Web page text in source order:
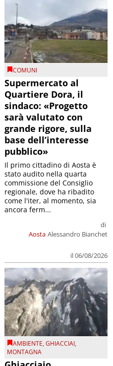
COMUNI
Supermercato al
Quartiere Dora, il
sindaco: «Progetto
sarà valutato con
grande rigore, sulla
base dell’interesse
pubblico»
Aosta
di
Alessandro Bianchet
il 06/08/2026
Il primo cittadino di Aosta è
stato audito nella quarta
commissione del Consiglio
regionale, dove ha ribadito
come l'iter, al momento, sia
ancora ferm...
AMBIENTE,GHIACCIAI,
MONTAGNA